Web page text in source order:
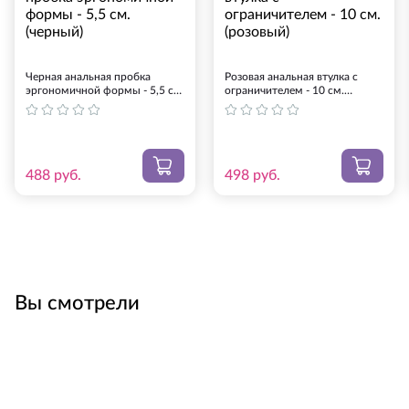
Оплата картой на сайте.
Оплата на Яндекс.Деньги. Оплатить можно
онлайн любой банковской картой. Иметь
Яндекс-кошелек при этом не обязательно.
Банковский перевод СБЕРБАНК (возможен
перевод СбербанкОнлайн). Менеджер
Черная анальная пробка
эргономичной формы - 5,5 см.
(черный)
488 руб.
Розовая анальная втулка с
ограничителем - 10 см.
(розовый)
498 руб.
Вы смотрели